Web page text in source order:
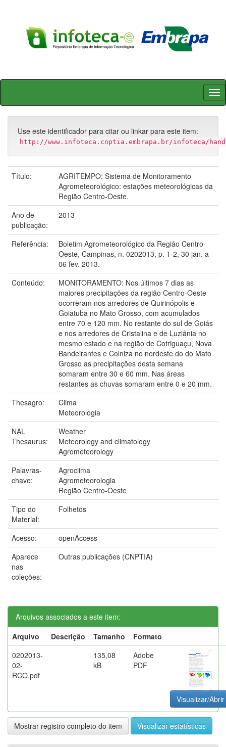
Skip
Use este identificador para citar ou linkar para este item:
http://www.infoteca.cnptia.embrapa.br/infoteca/
Título:
AGRITEMPO: Sistema de Monitoramento
Agrometeorológico: estações meteorológicas da
Região Centro-Oeste.
Ano de
publicação:
2013
Referência:
Boletim Agrometeorológico da Região Centro-
Oeste, Campinas, n. 0202013, p. 1-2, 30 jan. a
06 fev. 2013.
Conteúdo:
MONITORAMENTO: Nos últimos 7 dias as
maiores precipitações da região Centro-Oeste
ocorreram nos arredores de Quirinópolis e
Goiatuba no Mato Grosso, com acumulados
entre 70 e 120 mm. No restante do sul de Goiás
e nos arredores de Cristalina e de Luziânia no
mesmo estado e na região de Cotriguaçu, Nova
Bandeirantes e Colniza no nordeste do do Mato
Grosso as precipitações desta semana
somaram entre 30 e 60 mm. Nas áreas
restantes as chuvas somaram entre 0 e 20 mm.
Thesagro:
Clima
Meteorologia
NAL
Thesaurus:
Weather
Meteorology and climatology
Agrometeorology
Palavras-
chave:
Agroclima
Agrometeorologia
Região Centro-Oeste
Tipo do
Material:
Folhetos
Acesso:
openAccess
Aparece
nas
coleções:
Outras publicações (CNPTIA)
Arquivos associados a este item:
Arquivo
Descrição Tamanho
Formato
0202013-
02-
RCO.pdf
135,08
kB
Adobe
PDF
Visualizar/Abrir
Mostrar registro completo do item Visualizar estatísticas